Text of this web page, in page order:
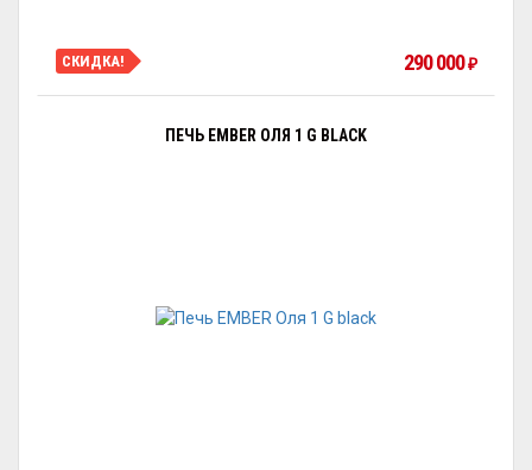
СКИДКА! 290 000 ₽
ПЕЧЬ EMBER ОЛЯ 1 G BLACK